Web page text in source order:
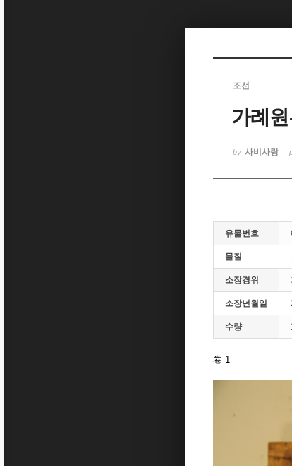
조선
가례
by 사비사랑
유물번호
물질
소장경위
소장년월일
수량
卷 1
Sketchbook5, 스케치북5
Sketchbook5, 스케치북5